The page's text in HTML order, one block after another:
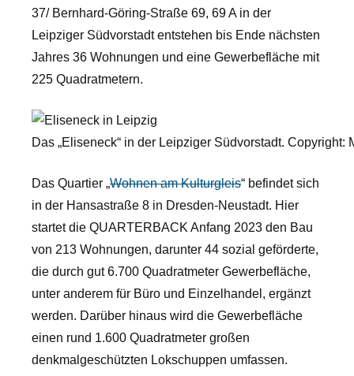
37/ Bernhard-Göring-Straße 69, 69 A in der
Leipziger Südvorstadt entstehen bis Ende nächsten
Jahres 36 Wohnungen und eine Gewerbefläche mit
225 Quadratmetern.
Das „Eliseneck“ in der Leipziger Südvorstadt. Copyright:
Das Quartier „Wohnen am Kulturgleis“ befindet sich
in der Hansastraße 8 in Dresden-Neustadt. Hier
startet die QUARTERBACK Anfang 2023 den Bau
von 213 Wohnungen, darunter 44 sozial geförderte,
die durch gut 6.700 Quadratmeter Gewerbefläche,
unter anderem für Büro und Einzelhandel, ergänzt
werden. Darüber hinaus wird die Gewerbefläche
einen rund 1.600 Quadratmeter großen
denkmalgeschützten Lokschuppen umfassen.